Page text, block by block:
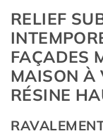
RELIEF
FAÇADES
MAISON À
RÉSINE